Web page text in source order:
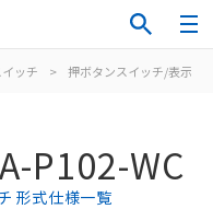
イッチ > 押ボタンスイッチ/表示灯
P102-WC
形式仕様一覧